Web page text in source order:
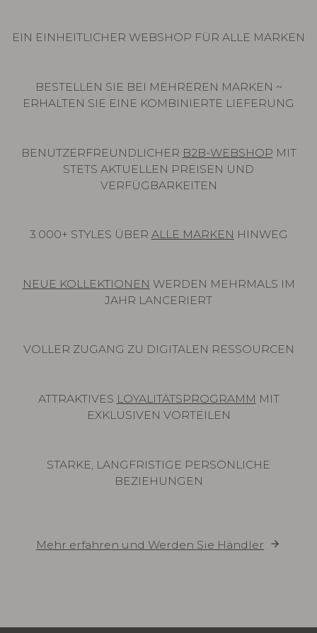
EIN EINHEITLICHER WEBSHOP FÜR ALLE MARKEN
BESTELLEN SIE BEI MEHREREN MARKEN ~
ERHALTEN SIE EINE KOMBINIERTE LIEFERUNG
BENUTZERFREUNDLICHER B2B-WEBSHOP MIT
STETS AKTUELLEN PREISEN UND
VERFÜGBARKEITEN
3.000+ STYLES ÜBER ALLE MARKEN HINWEG
NEUE KOLLEKTIONEN WERDEN MEHRMALS IM
JAHR LANCERIERT
VOLLER ZUGANG ZU DIGITALEN RESSOURCEN
ATTRAKTIVES LOYALITÄTSPROGRAMM MIT
EXKLUSIVEN VORTEILEN
STARKE, LANGFRISTIGE PERSÖNLICHE
BEZIEHUNGEN
Mehr erfahren und Werden Sie Händler